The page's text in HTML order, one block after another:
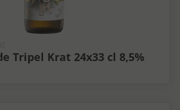
Tripel Krat 24x33 cl 8,5%